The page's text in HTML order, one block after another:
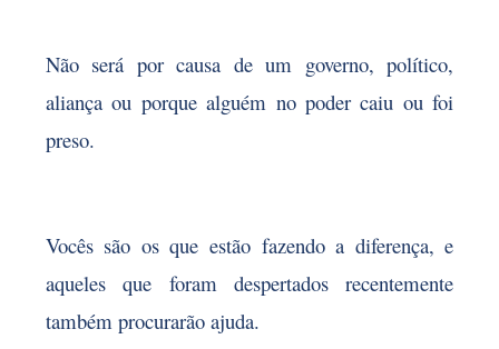
Não será por causa de um governo, político,
aliança ou porque alguém no poder caiu ou foi
preso.
Vocês são os que estão fazendo a diferença, e
aqueles que foram despertados recentemente
também procurarão ajuda.